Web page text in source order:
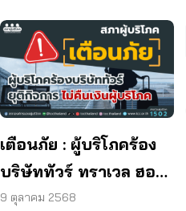
เตือนภัย : ผู้บริโภคร้อง
บริษัททัวร์ ทราเวล ฮอลิ
เดย์ ยุติกิจการ ไม่คืนเงิน
9 ตุลาคม 2568